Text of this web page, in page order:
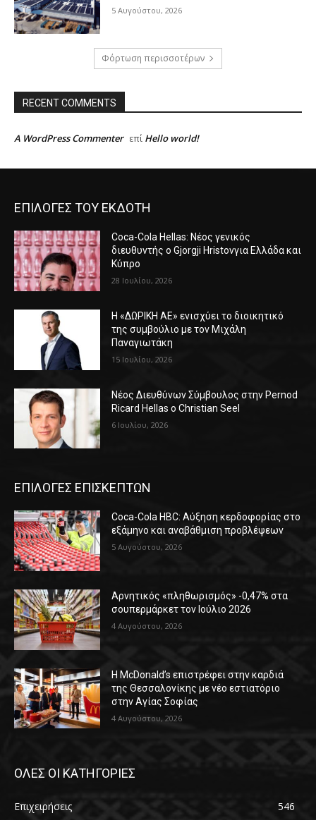
5 Αυγούστου, 2026
Φόρτωση περισσοτέρων
RECENT COMMENTS
A WordPress Commenter επί Hello world!
ΕΠΙΛΟΓΕΣ ΤΟΥ ΕΚΔΟΤΗ
Coca-Cola Hellas: Νέος γενικός
διευθυντής ο Gjorgji Hristovγια Ελλάδα και
Κύπρο
28 Ιουλίου, 2026
Η «ΔΩΡΙΚΗ ΑΕ» ενισχύει το διοικητικό
της συμβούλιο με τον Μιχάλη
Παναγιωτάκη
15 Ιουλίου, 2026
Νέος Διευθύνων Σύμβουλος στην Pernod
Ricard Hellas ο Christian Seel
6 Ιουλίου, 2026
ΕΠΙΛΟΓΕΣ ΕΠΙΣΚΕΠΤΩΝ
Coca-Cola HBC: Αύξηση κερδοφορίας στο
εξάμηνο και αναβάθμιση προβλέψεων
5 Αυγούστου, 2026
Αρνητικός «πληθωρισμός» -0,47% στα
σουπερμάρκετ τον Ιούλιο 2026
4 Αυγούστου, 2026
Η McDonald’s επιστρέφει στην καρδιά
της Θεσσαλονίκης με νέο εστιατόριο
στην Αγίας Σοφίας
4 Αυγούστου, 2026
ΟΛΕΣ ΟΙ ΚΑΤΗΓΟΡΙΕΣ
Επιχειρήσεις
546